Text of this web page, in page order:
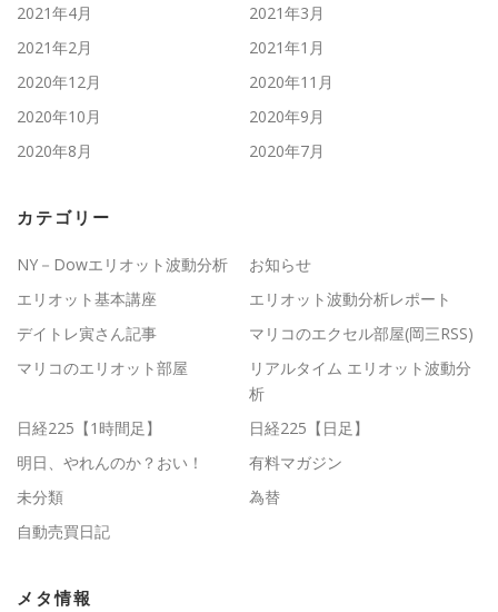
2021年4月
2021年3月
2021年2月
2021年1月
2020年12月
2020年11月
2020年10月
2020年9月
2020年8月
2020年7月
カテゴリー
NY－Dowエリオット波動分析
お知らせ
エリオット基本講座
エリオット波動分析レポート
デイトレ寅さん記事
マリコのエクセル部屋(岡三RSS)
マリコのエリオット部屋
リアルタイム エリオット波動分
析
日経225【1時間足】
日経225【日足】
明日、やれんのか？おい！
有料マガジン
未分類
為替
自動売買日記
メタ情報